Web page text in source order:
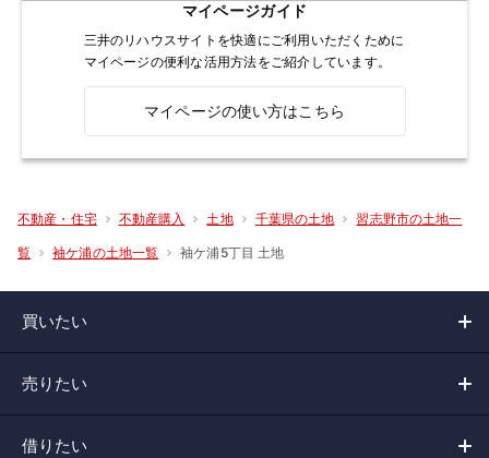
マイページガイド
三井のリハウスサイトを快適にご利用いただくために
マイページの便利な活用方法をご紹介しています。
マイページの使い方はこちら
不動産・住宅 不動産購入 土地 千葉県の土地 習志野市の土地一
覧 袖ケ浦の土地一覧 袖ケ浦5丁目 土地
買いたい
売りたい
借りたい